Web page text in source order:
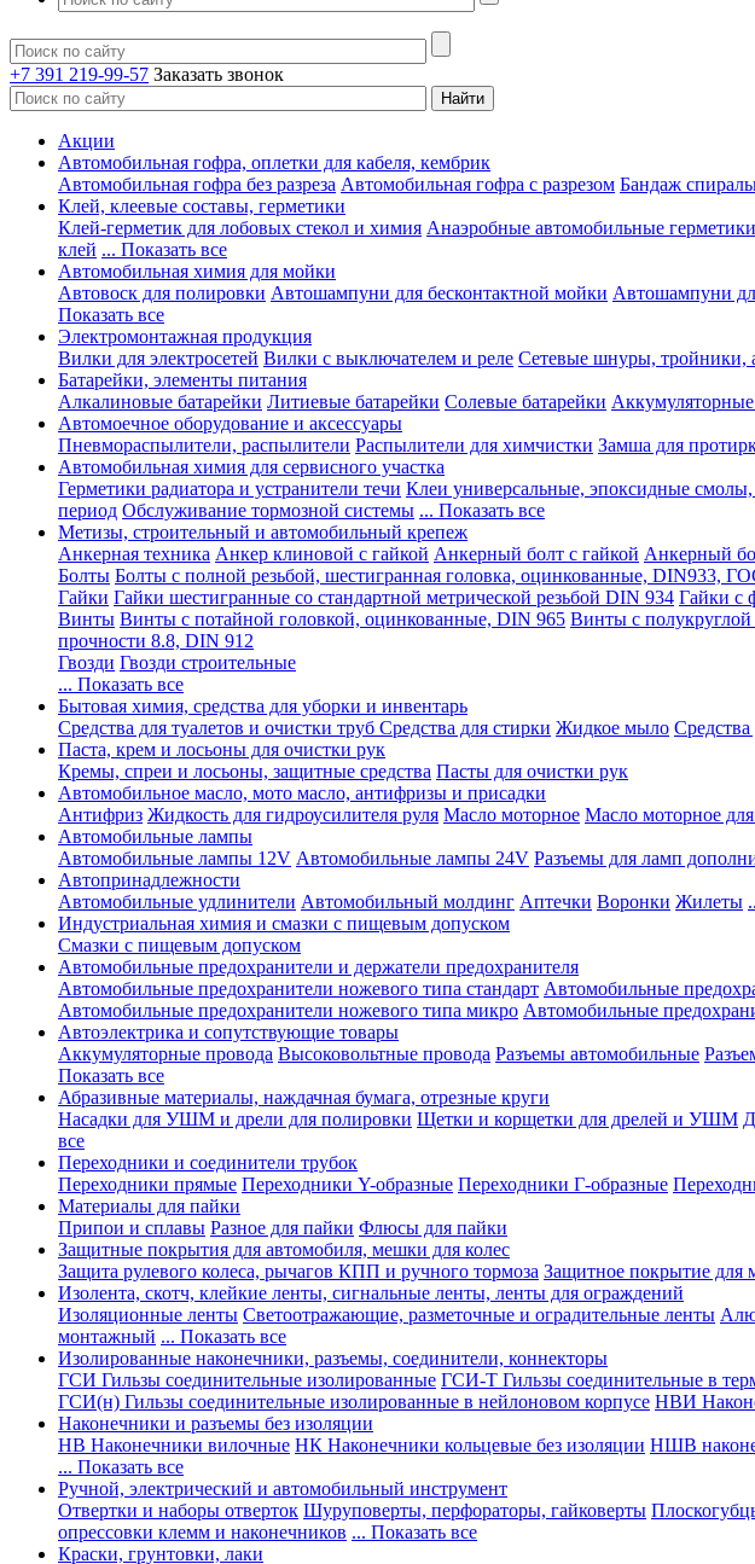
+7 391 219-99-57 Заказать звонок
Акции
Автомобильная гофра, оплетки для кабеля, кембрик
Автомобильная гофра без разреза Автомобильная гофра с разрезом Бандаж
Клей, клеевые составы, герметики
Клей-герметик для лобовых стекол и химия Анаэробные автомобильные герметики
клей ... Показать все
Автомобильная химия для мойки
Автовоск для полировки Автошампуни для бесконтактной мойки Автошампуни
Показать все
Электромонтажная продукция
Вилки для электросетей Вилки с выключателем и реле Сетевые шнуры, тройники,
Батарейки, элементы питания
Алкалиновые батарейки Литиевые батарейки Солевые батарейки Аккумуляторные
Автомоечное оборудование и аксессуары
Пневмораспылители, распылители Распылители для химчистки Замша для
Автомобильная химия для сервисного участка
Герметики радиатора и устранители течи Клеи универсальные, эпоксидные
период Обслуживание тормозной системы ... Показать все
Метизы, строительный и автомобильный крепеж
Анкерная техника Анкер клиновой с гайкой Анкерный болт с гайкой Анкерный
Болты Болты с полной резьбой, шестигранная головка, оцинкованные, DIN933,
Гайки Гайки шестигранные со стандартной метрической резьбой DIN 934 Гайки с
Винты Винты с потайной головкой, оцинкованные, DIN 965 Винты с
прочности 8.8, DIN 912
Гвозди Гвозди строительные
... Показать все
Бытовая химия, средства для уборки и инвентарь
Средства для туалетов и очистки труб Средства для стирки Жидкое мыло
Паста, крем и лосьоны для очистки рук
Кремы, спреи и лосьоны, защитные средства Пасты для очистки рук
Автомобильное масло, мото масло, антифризы и присадки
Антифриз Жидкость для гидроусилителя руля Масло моторное Масло моторное
Автомобильные лампы
Автомобильные лампы 12V Автомобильные лампы 24V Разъемы для ламп
Автопринадлежности
Автомобильные удлинители Автомобильный молдинг Аптечки Воронки Жилеты
Индустриальная химия и смазки с пищевым допуском
Смазки с пищевым допуском
Автомобильные предохранители и держатели предохранителя
Автомобильные предохранители ножевого типа стандарт Автомобильные
Автомобильные предохранители ножевого типа микро Автомобильные
Автоэлектрика и сопутствующие товары
Аккумуляторные провода Высоковольтные провода Разъемы автомобильные
Показать все
Абразивные материалы, наждачная бумага, отрезные круги
Насадки для УШМ и дрели для полировки Щетки и корщетки для дрелей и УШМ
все
Переходники и соединители трубок
Переходники прямые Переходники Y-образные Переходники Г-образные
Материалы для пайки
Припои и сплавы Разное для пайки Флюсы для пайки
Защитные покрытия для автомобиля, мешки для колес
Защита рулевого колеса, рычагов КПП и ручного тормоза Защитное покрытие для
Изолента, скотч, клейкие ленты, сигнальные ленты, ленты для ограждений
Изоляционные ленты Светоотражающие, разметочные и оградительные ленты
монтажный ... Показать все
Изолированные наконечники, разъемы, соединители, коннекторы
ГСИ Гильзы соединительные изолированные ГСИ-Т Гильзы соединительные в
ГСИ(н) Гильзы соединительные изолированные в нейлоновом корпусе НВИ
Наконечники и разъемы без изоляции
НВ Наконечники вилочные НК Наконечники кольцевые без изоляции НШВ
... Показать все
Ручной, электрический и автомобильный инструмент
Отвертки и наборы отверток Шуруповерты, перфораторы, гайковерты
опрессовки клемм и наконечников ... Показать все
Краски, грунтовки, лаки